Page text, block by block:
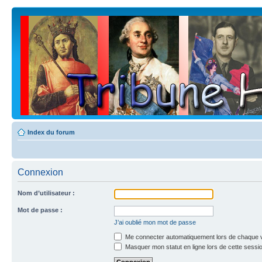
Index du forum
Connexion
Nom d’utilisateur :
Mot de passe :
J’ai oublié mon mot de passe
Me connecter automatiquement lors de chaque
Masquer mon statut en ligne lors de cette